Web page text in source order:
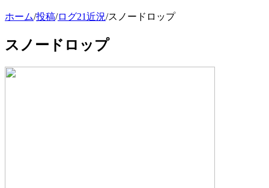
ホーム/投稿/ログ21近況/スノードロップ
スノードロップ